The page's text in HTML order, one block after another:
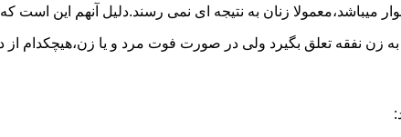
میباشد،معمولا زنان به نتیجه ای نمی رسند.دلیل آنهم این است
زن نفقه تعلق بگیرد ولی در صورت فوت مرد و یا زن،هیچکدام از